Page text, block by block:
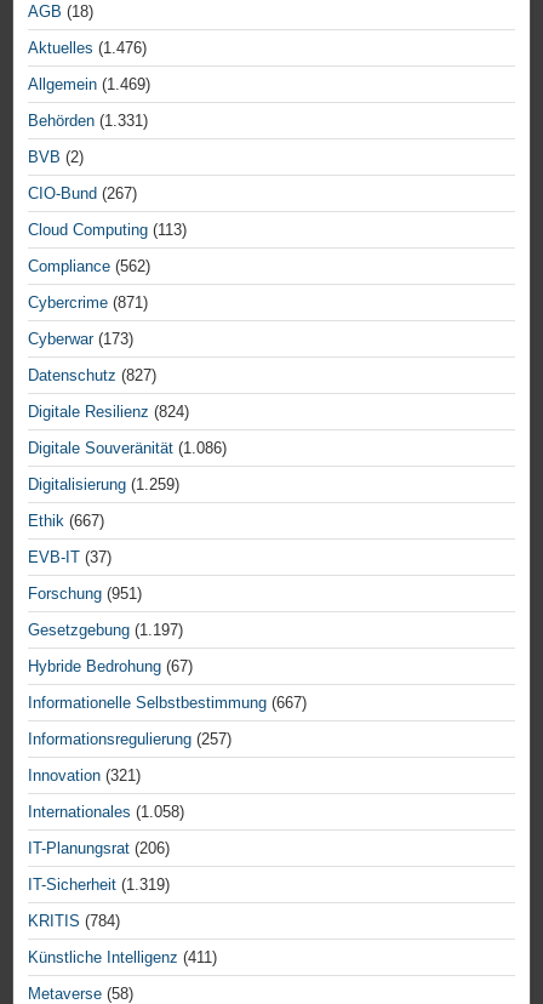
AGB (18)
Aktuelles (1.476)
Allgemein (1.469)
Behörden (1.331)
BVB (2)
CIO-Bund (267)
Cloud Computing (113)
Compliance (562)
Cybercrime (871)
Cyberwar(173)
Datenschutz (827)
Digitale Resilienz (824)
Digitale Souveränität (1.086)
Digitalisierung (1.259)
Ethik (667)
EVB-IT (37)
Forschung (951)
Gesetzgebung (1.197)
Hybride Bedrohung (67)
Informationelle Selbstbestimmung (667)
Informationsregulierung (257)
Innovation (321)
Internationales (1.058)
IT-Planungsrat (206)
IT-Sicherheit (1.319)
KRITIS (784)
Künstliche Intelligenz (411)
Metaverse (58)